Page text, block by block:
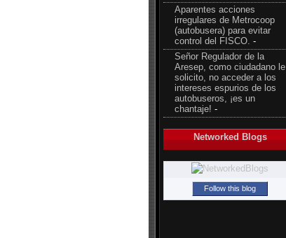
Aparentes acciones
irregulares de Metrocoop
(autobusera) para evitar
control del FISCO. -
Señor Regulador de la
Aresep, como ciudadano le
solicito, no acceder a los
intereses espurios de los
autobuseros, ¡es un
chantaje! -
Networked Blogs
Follow this blog